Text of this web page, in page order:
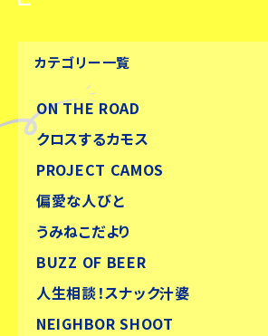
カテゴリー一覧
ON THE ROAD
クロスするカモス
PROJECT CAMOS
偏愛な人びと
うみねこだより
BUZZ OF BEER
人生相談！スナック汁婆
NEIGHBOR SHOOT